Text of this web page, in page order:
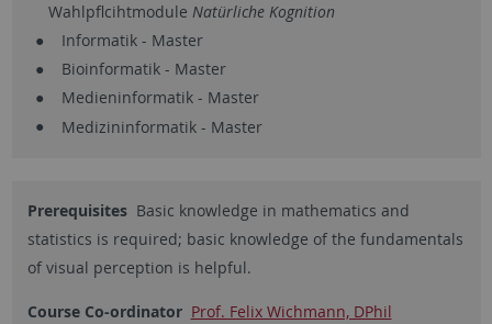
WahlpflcihtmoduleNatürliche Kognition
Informatik - Master
Bioinformatik - Master
Medieninformatik - Master
Medizininformatik - Master
PrerequisitesBasic knowledge in mathematics and
statistics is required; basic knowledge of the fundamentals
of visual perception is helpful.
Course Co-ordinator Prof. Felix Wichmann, DPhil